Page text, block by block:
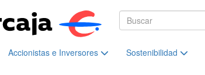
Accionistas e Inversores Sostenibilidad